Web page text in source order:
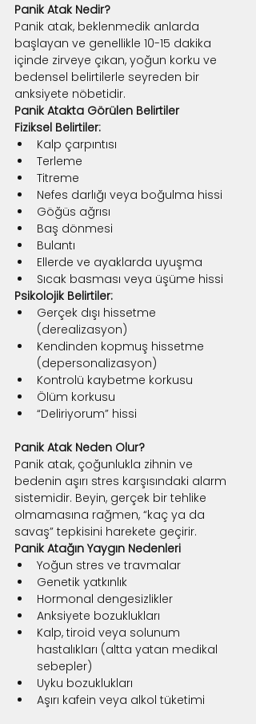
Panik Atak Nedir?
Panik atak, beklenmedik anlarda
başlayan ve genellikle 10-15 dakika
içinde zirveye çıkan, yoğun korku ve
bedensel belirtilerle seyreden bir
anksiyete nöbetidir.
Panik Atakta Görülen Belirtiler
Fiziksel Belirtiler:
Kalp çarpıntısı
Terleme
Titreme
Nefes darlığı veya boğulma hissi
Göğüs ağrısı
Baş dönmesi
Bulantı
Ellerde ve ayaklarda uyuşma
Sıcak basması veya üşüme hissi
Psikolojik Belirtiler:
Gerçek dışı hissetme
(derealizasyon)
Kendinden kopmuş hissetme
(depersonalizasyon)
Kontrolü kaybetme korkusu
Ölüm korkusu
“Deliriyorum” hissi
Panik Atak Neden Olur?
Panik atak, çoğunlukla zihnin ve
bedenin aşırı stres karşısındaki alarm
sistemidir. Beyin, gerçek bir tehlike
olmamasına rağmen, “kaç ya da
savaş” tepkisini harekete geçirir.
Panik Atağın Yaygın Nedenleri
Yoğun stres ve travmalar
Genetik yatkınlık
Hormonal dengesizlikler
Anksiyete bozuklukları
Kalp, tiroid veya solunum
hastalıkları (altta yatan medikal
sebepler)
Uyku bozuklukları
Aşırı kafein veya alkol tüketimi